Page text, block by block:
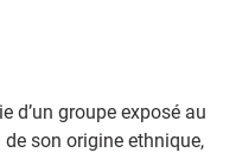
d’un groupe exposé au
son origine ethnique,